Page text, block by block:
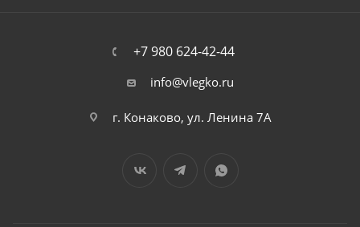
+7 980 624-42-44
info@vlegko.ru
г. Конаково, ул. Ленина 7А